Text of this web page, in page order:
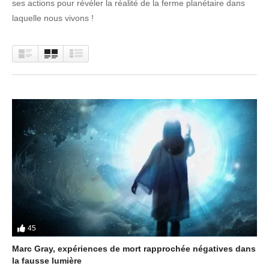
ses actions pour révéler la réalité de la ferme planétaire dans
laquelle nous vivons !
45
Marc Gray, expériences de mort rapprochée négatives dans
la fausse lumière